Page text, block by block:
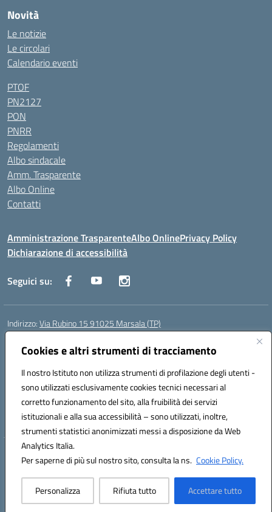
Cookies e altri strumenti di tracciamento
Il nostro Istituto non utilizza strumenti di profilazione degli utenti -
sono utilizzati esclusivamente cookies tecnici necessari al
corretto funzionamento del sito, alla fruibilità dei servizi
istituzionali e alla sua accessibilità – sono utilizzati, inoltre,
strumenti statistici anonimizzati messi a disposizione da Web
Analytics Italia.
Per saperne di più sul nostro sito, consulta la ns. Cookie Policy.
Personalizza Rifiuta tutto Accettare tutto
Novità
Le notizie
Le circolari
Calendario eventi
PTOF
PN2127
PON
PNRR
Regolamenti
Albo sindacale
Amm. Trasparente
Albo Online
Contatti
Amministrazione TrasparenteAlbo OnlinePrivacy Policy
Dichiarazione di accessibilità
Seguici su:
Indirizzo:Via Rubino 15 91025 Marsala (TP)
Centralino:
Posta elettronica certificata (PEC):TPIC83900G@pec.istruzione.it
Codice fiscale: 91032370818
Codice meccanografico:TPIC83900G
Codice Indice delle Pubbliche Amministrazioni (IPA): icggm
Codice unico di fatturazione (CUF): UFJKJ7
Hosting & Powered by 3D Solution S.r.l.
Concept & Design by Designers Italia